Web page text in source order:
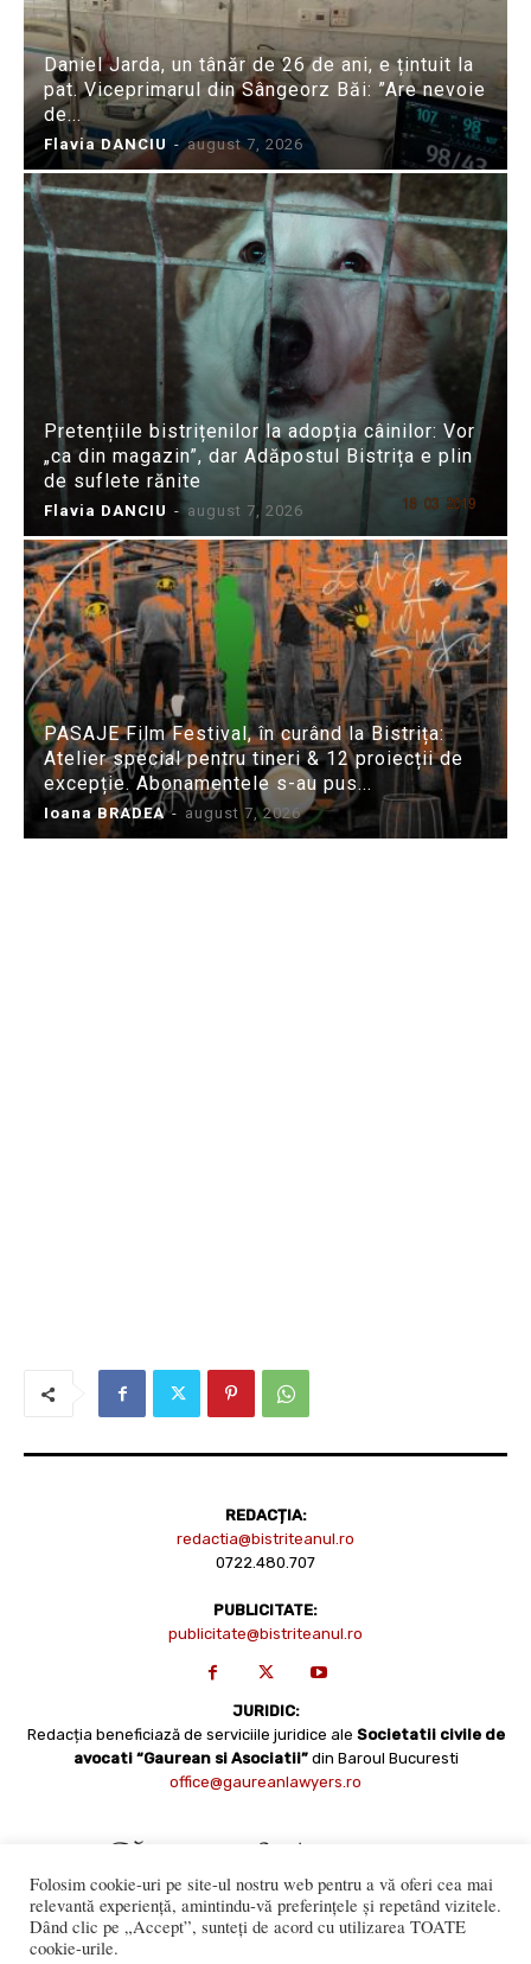
Daniel Jarda, un tânăr de 26 de ani, e țintuit la
pat. Viceprimarul din Sângeorz Băi: ”Are nevoie
de...
Flavia DANCIU - august 7, 2026
Pretențiile bistrițenilor la adopția câinilor: Vor
„ca din magazin”, dar Adăpostul Bistrița e plin
de suflete rănite
Flavia DANCIU - august 7, 2026
PASAJE Film Festival, în curând la Bistrița:
Atelier special pentru tineri & 12 proiecții de
excepție. Abonamentele s-au pus...
Ioana BRADEA - august 7, 2026
REDACȚIA:
redactia@bistriteanul.ro
0722.480.707
PUBLICITATE:
publicitate@bistriteanul.ro
JURIDIC:
Redacția beneficiază de serviciile juridice ale Societatii civile de
avocati “Gaurean si Asociatii” din Baroul Bucuresti
office@gaureanlawyers.ro
Folosim cookie-uri pe site-ul nostru web pentru a vă oferi cea mai
relevantă experiență, amintindu-vă preferințele și repetând vizitele.
Dând clic pe „Accept”, sunteți de acord cu utilizarea TOATE
cookie-urile.